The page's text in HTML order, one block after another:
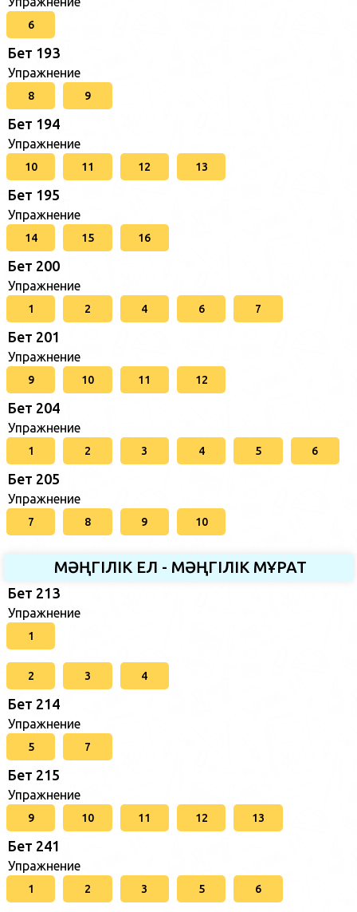
6
Бет 193
Упражнение
8 9
Бет 194
Упражнение
10 11 12 13
Бет 195
Упражнение
14 15 16
Бет 200
Упражнение
1 2 4 6 7
Бет 201
Упражнение
9 10 11 12
Бет 204
Упражнение
1 2 3 4 5 6
Бет 205
Упражнение
7 8 9 10
МӘҢГІЛІК ЕЛ - МӘҢГІЛІК МҰРАТ
Бет 213
Упражнение
1
2 3 4
Бет 214
Упражнение
5 7
Бет 215
Упражнение
9 10 11 12 13
Бет 241
Упражнение
1 2 3 5 6